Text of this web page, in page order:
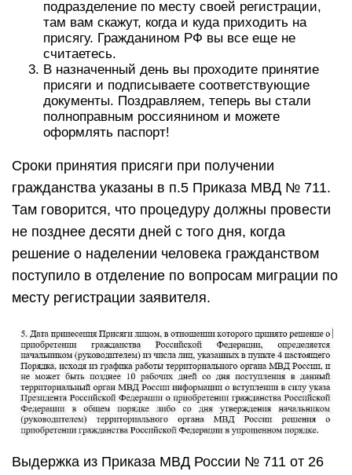
подразделение по месту своей регистрации,
там вам скажут, когда и куда приходить на
присягу. Гражданином РФ вы все еще не
считаетесь.
В назначенный день вы проходите принятие
присяги и подписываете соответствующие
документы. Поздравляем, теперь вы стали
полноправным россиянином и можете
оформлять паспорт!
Сроки принятия присяги при получении
гражданства указаны в п.5 Приказа МВД № 711.
Там говорится, что процедуру должны провести
не позднее десяти дней с того дня, когда
решение о наделении человека гражданством
поступило в отделение по вопросам миграции по
месту регистрации заявителя.
Выдержка из Приказа МВД России № 711 от 26